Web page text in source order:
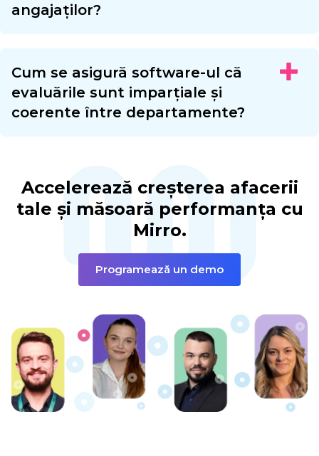
angajaților?
Cum se asigură software-ul că
evaluările sunt imparțiale și
coerente între departamente?
Accelerează creșterea afacerii
tale și măsoară performanța cu
Mirro.
Programează un demo